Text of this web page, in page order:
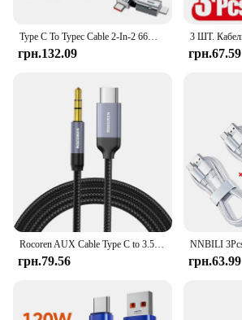
Type C To Typec Cable 2-In-2 66W Pd Fast Charging Usb C To Usb C To iPhone Suitable for iPhone iPad Huawei Xiaomi Samsung Redmi
грн.132.09 грн.67.59
Rocoren AUX Cable Type C to 3.5mm Jack Audio Plug Speaker Adapter For Huawei iPone Realme Car Headphone Computer Converter Wire
грн.79.56 грн.63.99